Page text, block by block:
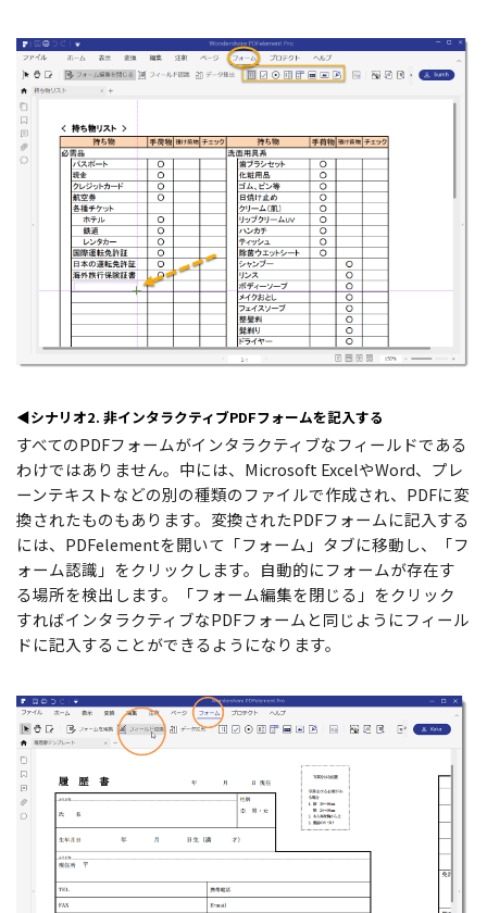
◀シナリオ2. 非インタラクティブPDFフォームを記入する
すべてのPDFフォームがインタラクティブなフィールドである
わけではありません。中には、Microsoft ExcelやWord、プレ
ーンテキストなどの別の種類のファイルで作成され、PDFに変
換されたものもあります。変換されたPDFフォームに記入する
には、PDFelementを開いて「フォーム」タブに移動し、「フ
ォーム認識」をクリックします。自動的にフォームが存在す
る場所を検出します。「フォーム編集を閉じる」をクリック
すればインタラクティブなPDFフォームと同じようにフィール
ドに記入することができるようになります。